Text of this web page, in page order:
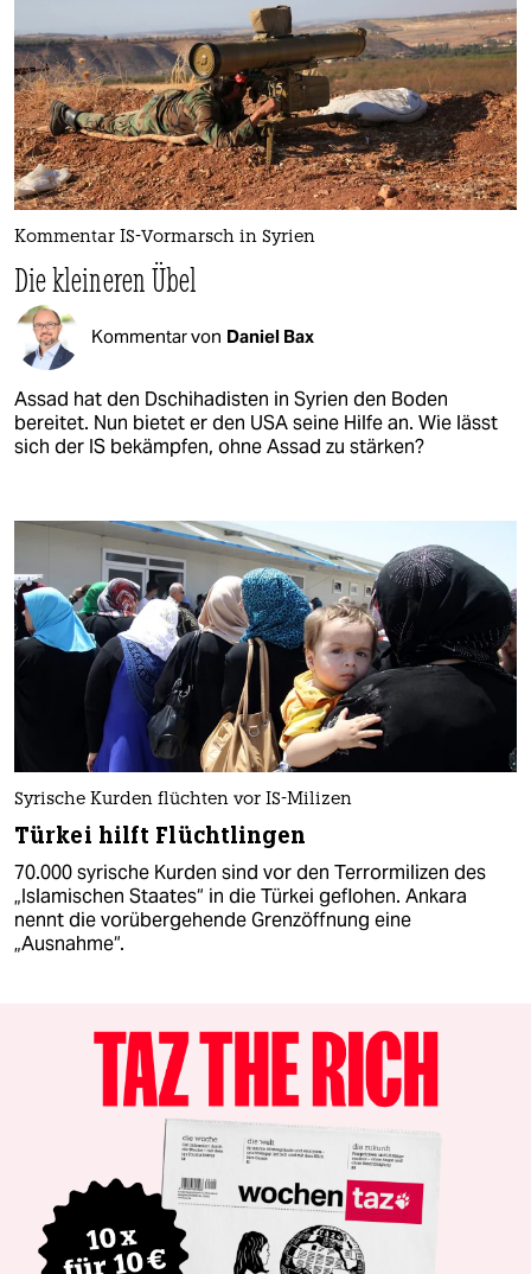
Kommentar IS-Vormarsch in Syrien
Die kleineren Übel
Kommentar von Daniel Bax
Assad hat den Dschihadisten in Syrien den Boden
bereitet. Nun bietet er den USA seine Hilfe an. Wie lässt
sich der IS bekämpfen, ohne Assad zu stärken?
Syrische Kurden flüchten vor IS-Milizen
Türkei hilft Flüchtlingen
70.000 syrische Kurden sind vor den Terrormilizen des
„Islamischen Staates“ in die Türkei geflohen. Ankara
nennt die vorübergehende Grenzöffnung eine
„Ausnahme“.